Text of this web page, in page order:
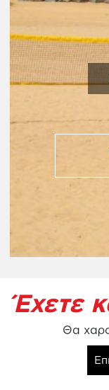
Έχετε
Θα